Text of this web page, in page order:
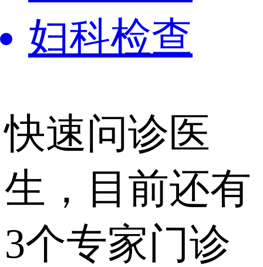
妇科检查
快速问诊医
生，目前还有
3个专家门诊